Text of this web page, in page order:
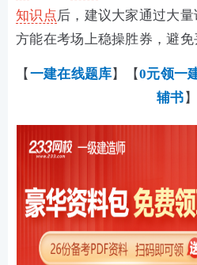
知识点后，建议大家通过大
方能在考场上稳操胜券，避免
【 一建在线题库】【0元领一
辅书 】